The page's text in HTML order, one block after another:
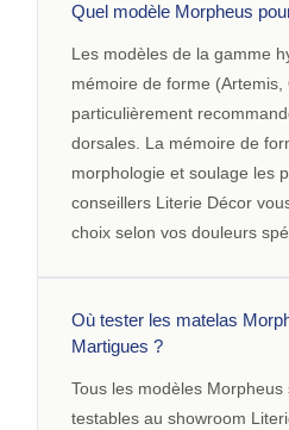
Quel modèle Morpheus
Les modèles de la gamme
mémoire de forme
particulièrement
dorsales. La mémoire de
morphologie et soulage les
conseillers Literie Décor
choix selon vos douleurs
Où tester les matelas
Martigues ?
Tous les modèles
testables au showroom